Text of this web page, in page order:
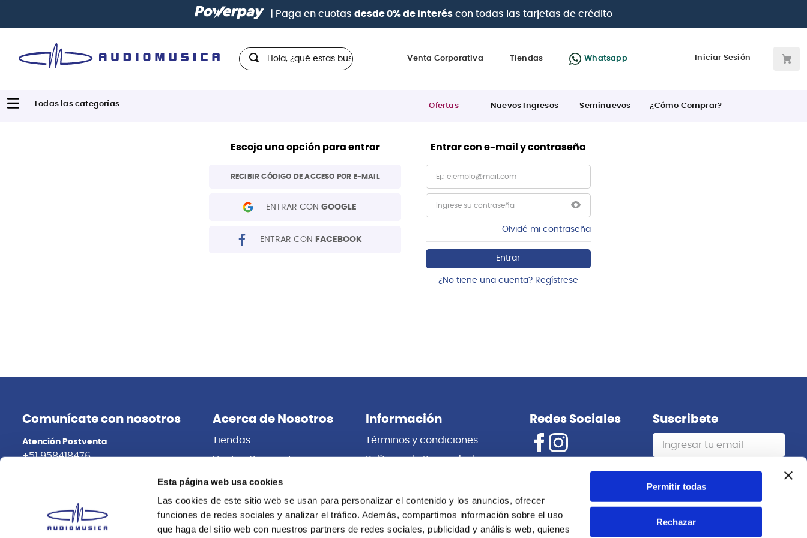
Esta página web usa cookies
Las cookies de este sitio web se usan para personalizar el contenido y los anuncios, ofrecer
funciones de redes sociales y analizar el tráfico. Además, compartimos información sobre el uso
que haga del sitio web con nuestros partners de redes sociales, publicidad y análisis web, quienes
Permitir todas
Rechazar
| Paga en cuotas desde 0% de interéscon todas las tarjetas de crédito
Hola, ¿qué estas buscando?
Venta Corporativa Tiendas Whatsapp Iniciar Sesión
Ofertas Nuevos Ingresos Seminuevos ¿Cómo Comprar?
Escoja una opción para entrar
RECIBIR CÓDIGO DE ACCESO POR E-MAIL
ENTRAR CON GOOGLE
ENTRAR CON FACEBOOK
Entrar con e-mail y contraseña
Olvidé mi contraseña
Entrar
¿No tiene una cuenta? Regístrese
Comunícate con nosotros
Atención Postventa
+51 958418476
Acerca de Nosotros
Tiendas
Ventas Corporativas
Distribuidores
Trabaja con Nosotros
Información
Términos y condiciones
Políticas de Privacidad
Cambios y Devoluciones
Centro de información
Libro de
Redes Sociales Suscribete
Suscribirme